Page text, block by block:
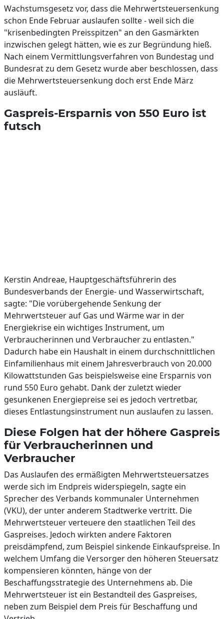
Wachstumsgesetz vor, dass die Mehrwertsteuersenkung
schon Ende Februar auslaufen sollte - weil sich die
"krisenbedingten Preisspitzen" an den Gasmärkten
inzwischen gelegt hätten, wie es zur Begründung hieß.
Nach einem Vermittlungsverfahren von Bundestag und
Bundesrat zu dem Gesetz wurde aber beschlossen, dass
die Mehrwertsteuersenkung doch erst Ende März
ausläuft.
Gaspreis-Ersparnis von 550 Euro ist
futsch
Kerstin Andreae, Hauptgeschäftsführerin des
Bundesverbands der Energie- und Wasserwirtschaft,
sagte: "Die vorübergehende Senkung der
Mehrwertsteuer auf Gas und Wärme war in der
Energiekrise ein wichtiges Instrument, um
Verbraucherinnen und Verbraucher zu entlasten."
Dadurch habe ein Haushalt in einem durchschnittlichen
Einfamilienhaus mit einem Jahresverbrauch von 20.000
Kilowattstunden Gas beispielsweise eine Ersparnis von
rund 550 Euro gehabt. Dank der zuletzt wieder
gesunkenen Energiepreise sei es jedoch vertretbar,
dieses Entlastungsinstrument nun auslaufen zu lassen.
Diese Folgen hat der höhere Gaspreis
für Verbraucherinnen und
Verbraucher
Das Auslaufen des ermäßigten Mehrwertsteuersatzes
werde sich im Endpreis widerspiegeln, sagte ein
Sprecher des Verbands kommunaler Unternehmen
(VKU), der unter anderem Stadtwerke vertritt. Die
Mehrwertsteuer verteuere den staatlichen Teil des
Gaspreises. Jedoch wirkten andere Faktoren
preisdämpfend, zum Beispiel sinkende Einkaufspreise. In
welchem Umfang die Versorger den höheren Steuersatz
kompensieren könnten, hänge von der
Beschaffungsstrategie des Unternehmens ab. Die
Mehrwertsteuer ist ein Bestandteil des Gaspreises,
neben zum Beispiel dem Preis für Beschaffung und